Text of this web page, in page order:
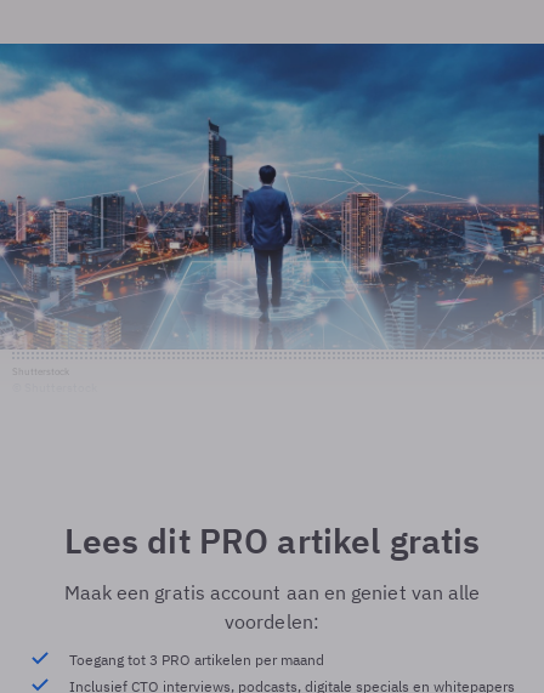
Lees dit PRO artikel gratis
Maak een gratis account aan en geniet van alle
voordelen:
Toegang tot 3 PRO artikelen per maand
Inclusief CTO interviews, podcasts, digitale specials en whitepapers